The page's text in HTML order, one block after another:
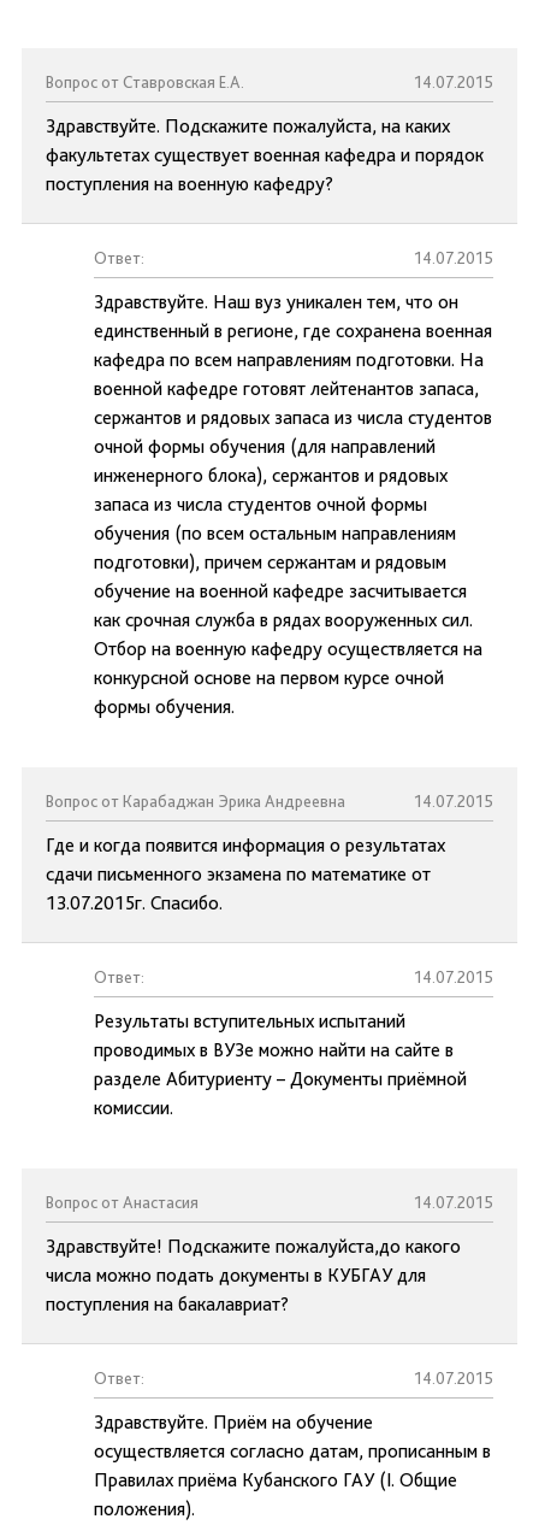
Вопрос от Ставровская Е.А. 14.07.2015
Здравствуйте. Подскажите пожалуйста, на каких
факультетах существует военная кафедра и порядок
поступления на военную кафедру?
Ответ: 14.07.2015
Здравствуйте. Наш вуз уникален тем, что он
единственный в регионе, где сохранена военная
кафедра по всем направлениям подготовки. На
военной кафедре готовят лейтенантов запаса,
сержантов и рядовых запаса из числа студентов
очной формы обучения (для направлений
инженерного блока), сержантов и рядовых
запаса из числа студентов очной формы
обучения (по всем остальным направлениям
подготовки), причем сержантам и рядовым
обучение на военной кафедре засчитывается
как срочная служба в рядах вооруженных сил.
Отбор на военную кафедру осуществляется на
конкурсной основе на первом курсе очной
формы обучения.
Вопрос от Карабаджан Эрика Андреевна 14.07.2015
Где и когда появится информация о результатах
сдачи письменного экзамена по математике от
13.07.2015г. Спасибо.
Ответ: 14.07.2015
Результаты вступительных испытаний
проводимых в ВУЗе можно найти на сайте в
разделе Абитуриенту – Документы приёмной
комиссии.
Вопрос от Анастасия 14.07.2015
Здравствуйте! Подскажите пожалуйста,до какого
числа можно подать документы в КУБГАУ для
поступления на бакалавриат?
Ответ: 14.07.2015
Здравствуйте. Приём на обучение
осуществляется согласно датам, прописанным в
Правилах приёма Кубанского ГАУ (I. Общие
положения).